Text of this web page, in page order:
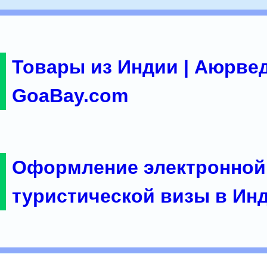
Товары из Индии |
GoaBay.com
Оформление электронной
туристической визы в